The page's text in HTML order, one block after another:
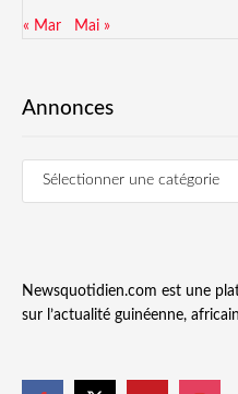
« Mar Mai »
Annonces
Newsquotidien.com est une
sur l’actualité guinéenne,